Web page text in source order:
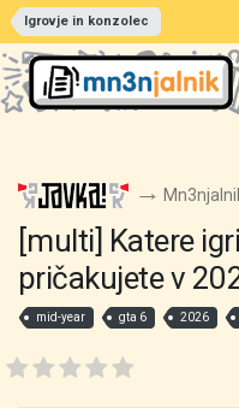
Igrovje in konzolec
[multi] Katere
pričakujete v
mid-year gta 6 2026